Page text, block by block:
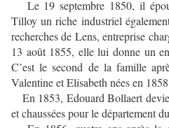
Le 19 septembre 1850, il
Tilloy un riche industriel
recherches de Lens, entreprise
13 août 1855, elle lui donne un
C’est le second de la famille
Valentine et Elisabeth nées en
En 1853, Edouard Bollaert
et chaussées pour le département